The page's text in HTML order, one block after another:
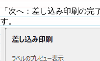
「次へ：差し込み印刷の完
す。